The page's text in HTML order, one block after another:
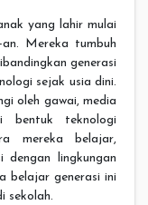
yang lahir mulai
Mereka tumbuh
generasi
sejak usia dini.
oleh gawai, media
bentuk teknologi
mereka belajar,
dengan lingkungan
belajar generasi ini
sekolah.